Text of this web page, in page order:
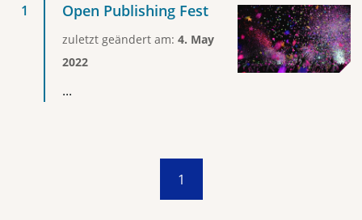
Open Publishing Fest
zuletzt geändert am: 4. May
2022
...
1